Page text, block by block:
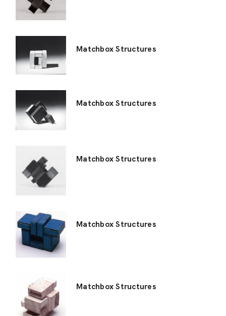
Matchbox Structures
Matchbox Structures
Matchbox Structures
Matchbox Structures
Matchbox Structures